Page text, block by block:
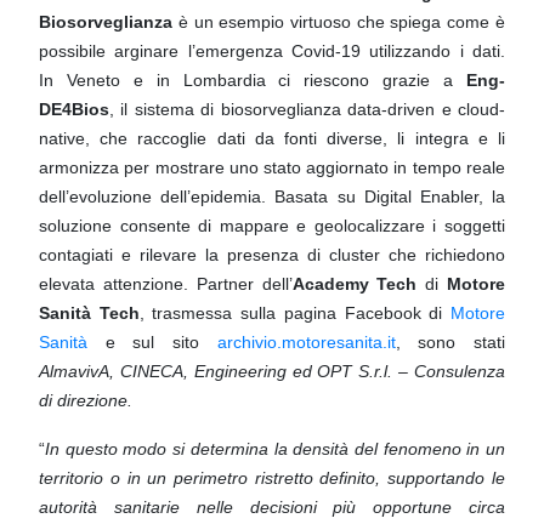
Biosorveglianza è un esempio virtuoso che spiega come è
possibilearginare l’emergenza Covid-19 utilizzando i dati.
In Veneto e in Lombardia ci riescono grazie a Eng-
DE4Bios , il sistema di biosorveglianza data-driven e cloud-
native, che raccoglie dati da fonti diverse, li integra e li
armonizza per mostrare uno stato aggiornato in tempo reale
dell’evoluzione dell’epidemia. Basata su Digital Enabler, la
soluzione consente di mappare e geolocalizzare i soggetti
contagiati e rilevare la presenza di cluster che richiedono
elevata attenzione. Partner dell’Academy Techdi Motore
Sanità Tech , trasmessa sulla pagina Facebook di Motore
Sanità esul sito archivio.motoresanita.it, sono stati
AlmavivA, CINECA, Engineering ed OPT S.r.l. – Consulenza
di direzione.
“In questo modo si determina la densità del fenomeno in un
territorio o in un perimetro ristretto definito, supportando le
autorità sanitarie nelle decisioni più opportune circa